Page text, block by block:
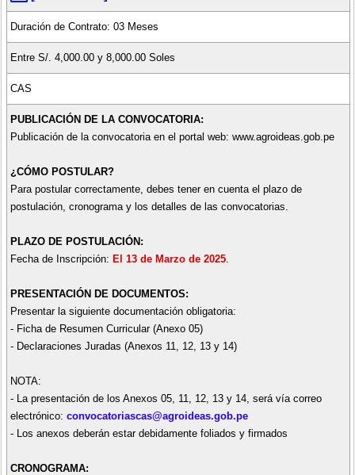
Duración de Contrato: 03 Meses
Entre S/. 4,000.00 y 8,000.00 Soles
CAS
PUBLICACIÓN DE LA CONVOCATORIA:
Publicación de la convocatoria en el portal web: www.agroideas.gob.pe
¿CÓMO POSTULAR?
Para postular correctamente, debes tener en cuenta el plazo de
postulación, cronograma y los detalles de las convocatorias.
PLAZO DE POSTULACIÓN:
Fecha de Inscripción: El 13 de Marzo de 2025.
PRESENTACIÓN DE DOCUMENTOS:
Presentar la siguiente documentación obligatoria:
- Ficha de Resumen Curricular (Anexo 05)
- Declaraciones Juradas (Anexos 11, 12, 13 y 14)
NOTA:
- La presentación de los Anexos 05, 11, 12, 13 y 14, será vía correo
electrónico: convocatoriascas@agroideas.gob.pe
- Los anexos deberán estar debidamente foliados y firmados
CRONOGRAMA: